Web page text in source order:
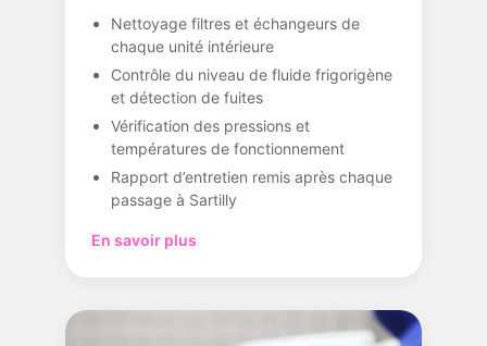
Nettoyage filtres et échangeurs de
chaque unité intérieure
Contrôle du niveau de fluide frigorigène
et détection de fuites
Vérification des pressions et
températures de fonctionnement
Rapport d’entretien remis après chaque
passage à Sartilly
En savoir plus